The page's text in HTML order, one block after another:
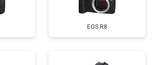
EOS R8